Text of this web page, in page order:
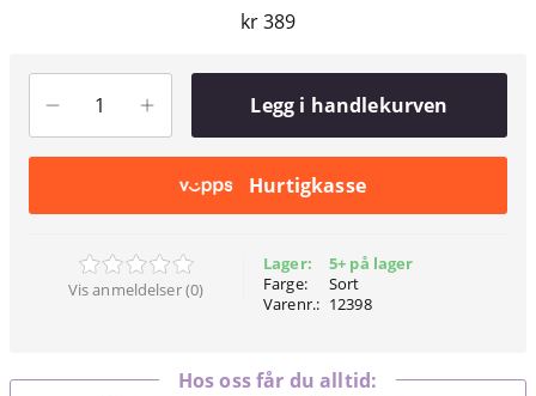
kr 389
Legg i handlekurven
Hurtigkasse
Vis anmeldelser (0)
Lager:
Farge:
Varenr.:
5+ på lager
Sort
12398
Hos oss får du alltid: